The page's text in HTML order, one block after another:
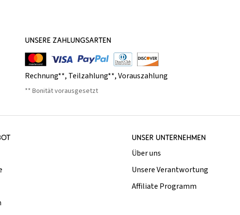
UNSERE ZAHLUNGSARTEN
Rechnung**, Teilzahlung**,Vorauszahlung
** Bonität vorausgesetzt
UNSER UNTERNEHMEN
Über uns
Unsere Verantwortung
Affiliate Programm